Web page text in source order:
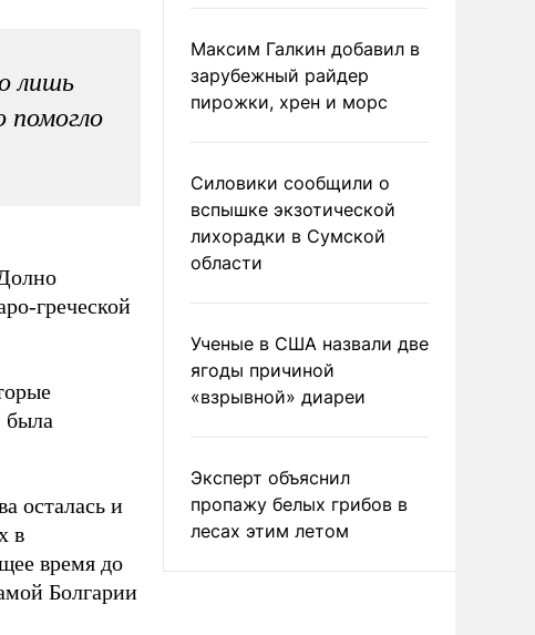
лишь
помогло
греческой
была
осталась и
в
время до
Болгарии
Максим Галкин добавил в
зарубежный райдер
пирожки, хрен и морс
Силовики сообщили о
вспышке экзотической
лихорадки в Сумской
области
Ученые в США назвали две
ягоды причиной
«взрывной» диареи
Эксперт объяснил
пропажу белых грибов в
лесах этим летом